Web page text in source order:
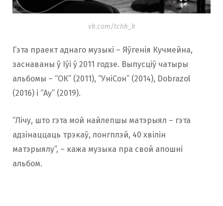
vk.com/tchk_k
Гэта праект аднаго музыкі – Яўгенія Кучмейна,
заснаваны ў Іўі ў 2011 годзе. Выпусціў чатыры
альбомы – “ОК” (2011), “УніСон” (2014), Dobrazol
(2016) і “Ау” (2019).
“Лічу, што гэта мой найлепшы матэрыял – гэта
адзінаццаць трэкаў, лонгплэй, 40 хвілін
матэрыялу”, – кажа музыка пра свой апошні
альбом.